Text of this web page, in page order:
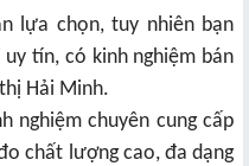
lựa chọn, tuy nhiên bạn
tín, có kinh nghiệm bán
Hải Minh.
nghiệm chuyên cung cấp
chất lượng cao, đa dạng